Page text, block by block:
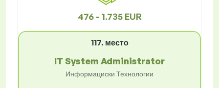
476 - 1.735 EUR
117. место
IT System Administrator
Информациски Технологии